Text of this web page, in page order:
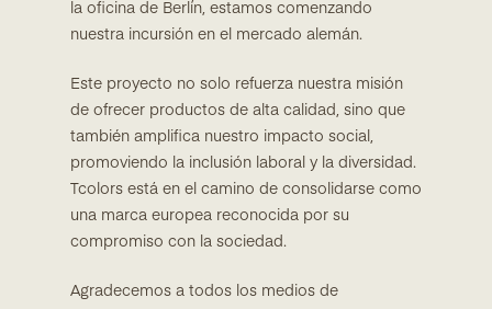
la oficina de Berlín, estamos comenzando
nuestra incursión en el mercado alemán.
Este proyecto no solo refuerza nuestra misión
de ofrecer productos de alta calidad, sino que
también amplifica nuestro impacto social,
promoviendo la inclusión laboral y la diversidad.
Tcolors está en el camino de consolidarse como
una marca europea reconocida por su
compromiso con la sociedad.
Agradecemos a todos los medios de